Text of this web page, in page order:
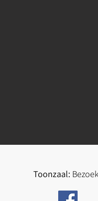
Toonzaal: